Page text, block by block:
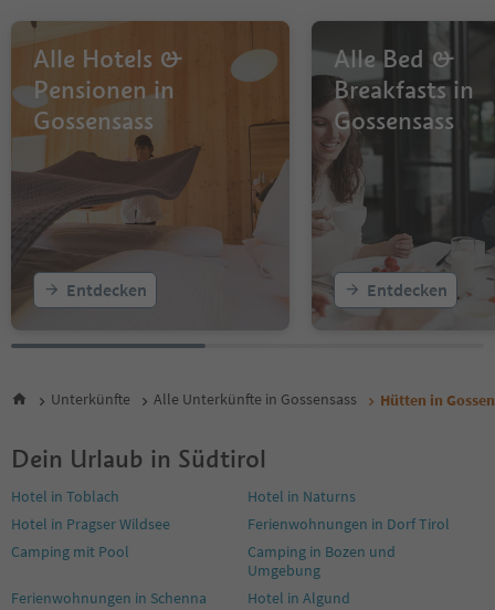
Alle Hotels &
Pensionen in
Gossensass
Entdecken
Alle Bed &
Breakfasts in
Gossensass
Entdecken
Unterkünfte Alle Unterkünfte in Gossensass Hütten in
Dein Urlaub in Südtirol
Hotel in Toblach
Hotel in Naturns
Hotel in Pragser Wildsee
Ferienwohnungen in Dorf Tirol
Camping mit Pool
Camping in Bozen und
Umgebung
Ferienwohnungen in Schenna
Hotel in Algund